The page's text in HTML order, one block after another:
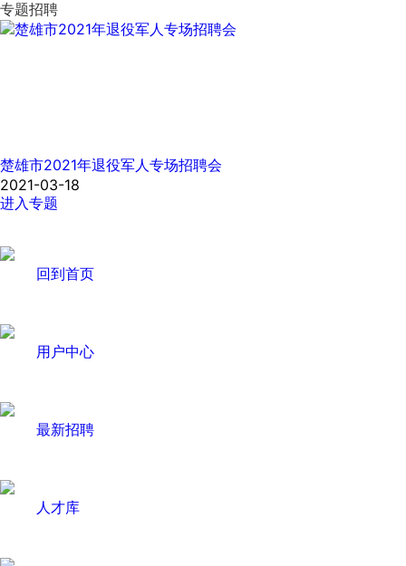
专题招聘
楚雄市2021年退役军人专场招聘会
2021-03-18
进入专题
回到首页
用户中心
最新招聘
人才库